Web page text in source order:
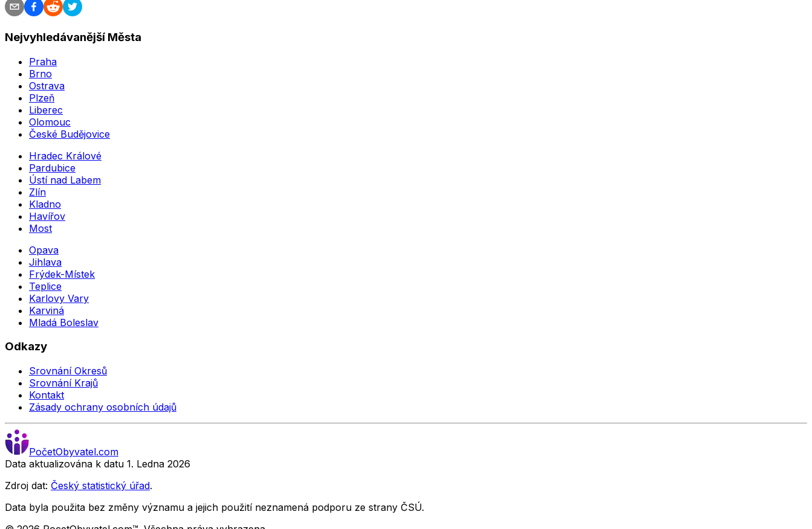
Nejvyhledávanější Města
Praha
Brno
Ostrava
Plzeň
Liberec
Olomouc
České Budějovice
Hradec Králové
Pardubice
Ústí nad Labem
Zlín
Kladno
Havířov
Most
Opava
Jihlava
Frýdek-Místek
Teplice
Karlovy Vary
Karviná
Mladá Boleslav
Odkazy
Srovnání Okresů
Srovnání Krajů
Kontakt
Zásady ochrany osobních údajů
PočetObyvatel.com
Data aktualizována k datu 1. Ledna 2026
Zdroj dat: Český statistický úřad.
Data byla použita bez změny významu a jejich použití neznamená podporu ze strany ČSÚ.